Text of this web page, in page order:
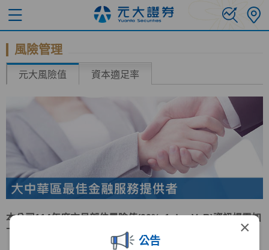
×
公告
風險管理
元大風險值 資本適足率
本公司114年度交易部位風險值(99%, 1 day VaR)資訊揭露如
下表：